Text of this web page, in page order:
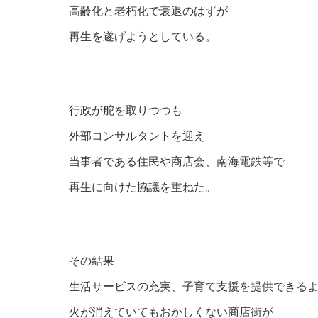
高齢化と老朽化で衰退のはずが
再生を遂げようとしている。
行政が舵を取りつつも
外部コンサルタントを迎え
当事者である住民や商店会、南海電鉄等で
再生に向けた協議を重ねた。
その結果
生活サービスの充実、子育て支援を提供できる
火が消えていてもおかしくない商店街が